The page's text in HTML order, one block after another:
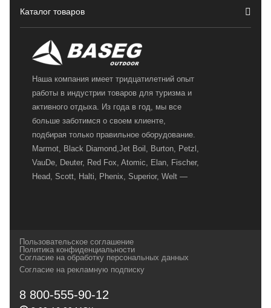
Каталог товаров
Наша компания имеет тридцатилетний опыт
работы в индустрии товаров для туризма и
активного отдыха. Из года в год, мы все
больше заботимся о своем клиенте,
подбирая только правильное оборудование.
Marmot, Black Diamond,Jet Boil, Burton, Petzl,
VauDe, Deuter, Red Fox, Atomic, Elan, Fischer,
Head, Scott, Halti, Phenix, Superior, Welt —
и взыскательных путешественников,
спортсменов и отдыхающих.
Геннадьевич
Пользовательское соглашение
Политика конфиденциальности
Согласие на обработку персональных данных
Согласие на рекламную подписку
8 800-555-90-12